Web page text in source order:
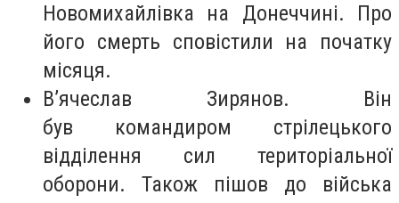
Новомихайлівка на Донеччині. Про
його смерть сповістили на початку
місяця.
В’ячеслав Зирянов. Він
був командиром стрілецького
відділення сил територіальної
оборони. Також пішов до війська